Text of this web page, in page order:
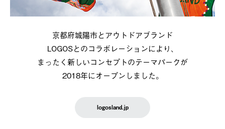
京都府城陽市とアウトドアブランド
LOGOSとのコラボレーションにより、
まったく新しいコンセプトのテーマパークが
2018年にオープンしました。
logosland.jp